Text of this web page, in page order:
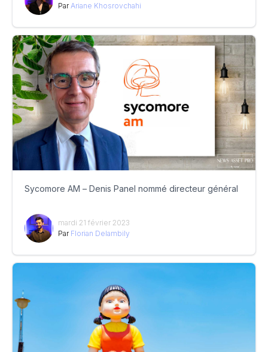
Par Ariane Khosrovchahi
Sycomore AM – Denis Panel nommé directeur général
mardi 21 février 2023
Par Florian Delambily